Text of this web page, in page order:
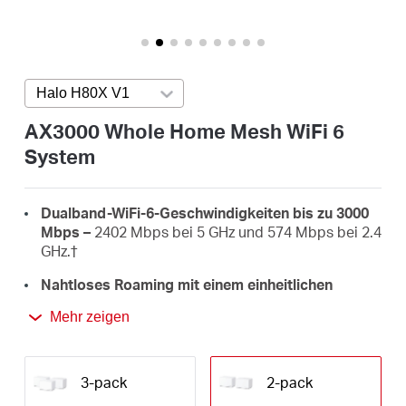
Halo H80X V1 Press enter to open version list
AX3000 Whole Home Mesh WiFi 6
System
Dualband-WiFi-6-Geschwindigkeiten bis zu 3000
Mbps – 2402 Mbps bei 5 GHz und 574 Mbps bei 2.4
GHz.†
Nahtloses Roaming mit einem einheitlichen
um beim Bewegen im Haus automatisch zwischen
und Passwort.‡
Komplette Heimabdeckung – Deckt bis zu 5.000 ft²
Mehr zeigen
3-pack 2-pack